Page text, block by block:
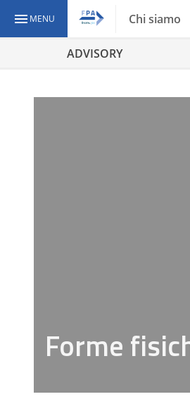
MENU Chi siamo
ADVISORY
Forme